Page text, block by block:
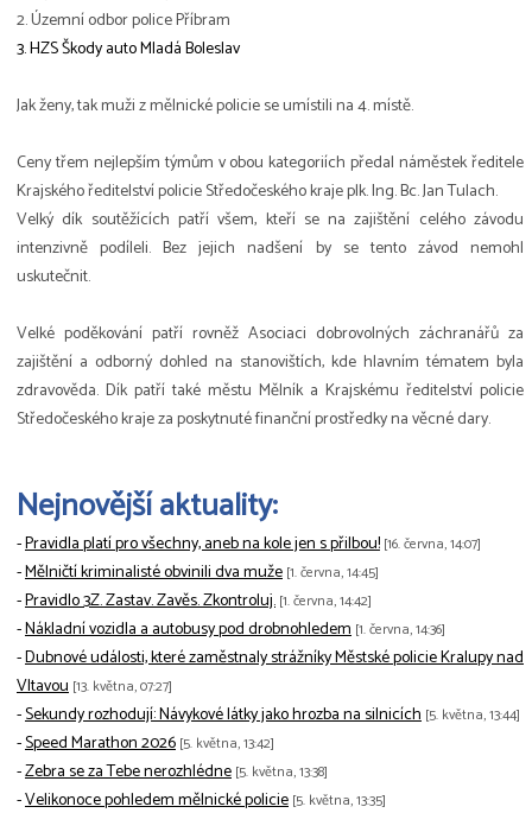
2. Územní odbor police Příbram
3. HZS Škody auto Mladá Boleslav
Jak ženy, tak muži z mělnické policie se umístili na 4. místě.
Ceny třem nejlepším týmům v obou kategoriích předal náměstek ředitele
Krajského ředitelství policie Středočeského kraje plk. Ing. Bc. Jan Tulach.
Velký dík soutěžících patří všem, kteří se na zajištění celého závodu
intenzivně podíleli. Bez jejich nadšení by se tento závod nemohl
uskutečnit.
Velké poděkování patří rovněž Asociaci dobrovolných záchranářů za
zajištění a odborný dohled na stanovištích, kde hlavním tématem byla
zdravověda. Dík patří také městu Mělník a Krajskému ředitelství policie
Středočeského kraje za poskytnuté finanční prostředky na věcné dary.
Nejnovější aktuality:
-Pravidla platí pro všechny, aneb na kole jen s přilbou! [16. června, 14:07]
-Mělničtí kriminalisté obvinili dva muže [1. června, 14:45]
-Pravidlo 3Z. Zastav. Zavěs. Zkontroluj. [1. června, 14:42]
-Nákladní vozidla a autobusy pod drobnohledem [1. června, 14:36]
-Dubnové události, které zaměstnaly strážníky Městské policie Kralupy nad
Vltavou [13. května, 07:27]
-Sekundy rozhodují: Návykové látky jako hrozba na silnicích [5. května, 13:44]
-Speed Marathon 2026 [5. května, 13:42]
-Zebra se za Tebe nerozhlédne [5. května, 13:38]
-Velikonoce pohledem mělnické policie [5. května, 13:35]